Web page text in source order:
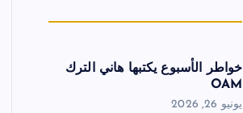
خواطر الأسبوع يكتبها هاني الترك
OAM
يونيو 26, 2026